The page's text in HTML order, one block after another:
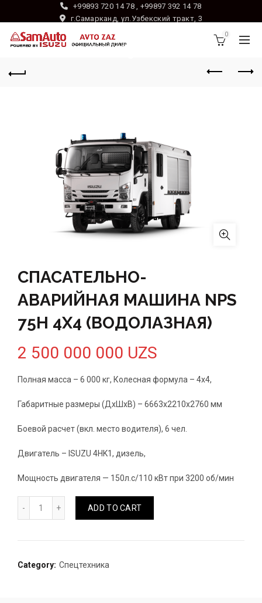
+99893 720 14 78 , +99897 392 14 78
г.Самарканд, ул.Узбекский тракт, 3
0
СПАСАТЕЛЬНО-
АВАРИЙНАЯ МАШИНА NPS
75H 4X4 (ВОДОЛАЗНАЯ)
2 500 000 000 UZS
Полная масса – 6 000 кг, Колесная формула – 4х4,
Габаритные размеры (ДхШхВ) – 6663х2210х2760 мм
Боевой расчет (вкл. место водителя), 6 чел.
Двигатель – ISUZU 4HK1, дизель,
Мощность двигателя — 150л.с/110 кВт при 3200 об/мин
СПАСАТЕЛЬНО-АВАРИЙНАЯ МАШИНА NPS 75H 4X4
ADD TO CART
Category: Спецтехника